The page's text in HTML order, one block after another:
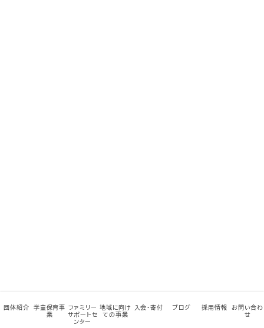
団体紹介 学童保育事
業
ファミリー
サポートセ
ンター
地域に向け
ての事業
入会・寄付 ブログ 採用情報 お問い合わ
せ